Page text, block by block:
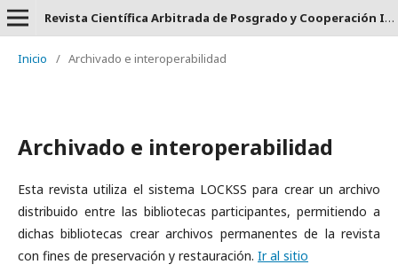
Revista Científica Arbitrada de Posgrado y Cooperación Internacional CLAUSTRO - ISSN: 2737-6478.
Inicio / Archivado e interoperabilidad
Archivado e interoperabilidad
Esta revista utiliza el sistema LOCKSS para crear un archivo
distribuido entre las bibliotecas participantes, permitiendo a
dichas bibliotecas crear archivos permanentes de la revista
con fines de preservación y restauración. Ir al sitio